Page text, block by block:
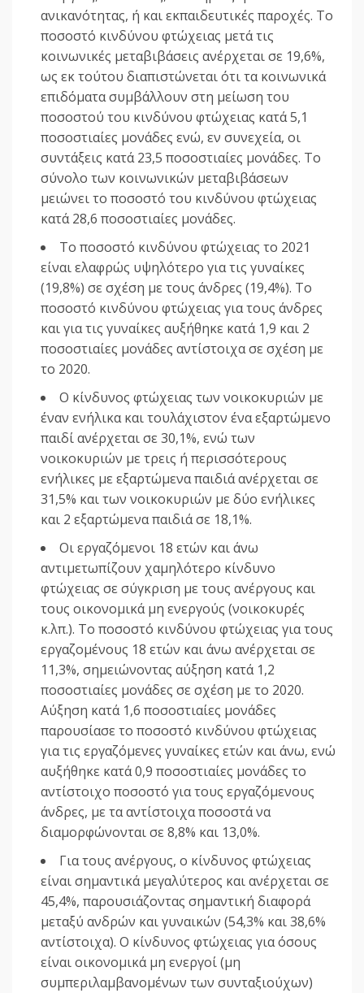
ανικανότητας, ή και εκπαιδευτικές παροχές. Το
ποσοστό κινδύνου φτώχειας μετά τις
κοινωνικές μεταβιβάσεις ανέρχεται σε 19,6%,
ως εκ τούτου διαπιστώνεται ότι τα κοινωνικά
επιδόματα συμβάλλουν στη μείωση του
ποσοστού του κινδύνου φτώχειας κατά 5,1
ποσοστιαίες μονάδες ενώ, εν συνεχεία, οι
συντάξεις κατά 23,5 ποσοστιαίες μονάδες. Το
σύνολο των κοινωνικών μεταβιβάσεων
μειώνει το ποσοστό του κινδύνου φτώχειας
κατά 28,6 ποσοστιαίες μονάδες.
Το ποσοστό κινδύνου φτώχειας το 2021
είναι ελαφρώς υψηλότερο για τις γυναίκες
(19,8%) σε σχέση με τους άνδρες (19,4%). Το
ποσοστό κινδύνου φτώχειας για τους άνδρες
και για τις γυναίκες αυξήθηκε κατά 1,9 και 2
ποσοστιαίες μονάδες αντίστοιχα σε σχέση με
το 2020.
Ο κίνδυνος φτώχειας των νοικοκυριών με
έναν ενήλικα και τουλάχιστον ένα εξαρτώμενο
παιδί ανέρχεται σε 30,1%, ενώ των
νοικοκυριών με τρεις ή περισσότερους
ενήλικες με εξαρτώμενα παιδιά ανέρχεται σε
31,5% και των νοικοκυριών με δύο ενήλικες
και 2 εξαρτώμενα παιδιά σε 18,1%.
Οι εργαζόμενοι 18 ετών και άνω
αντιμετωπίζουν χαμηλότερο κίνδυνο
φτώχειας σε σύγκριση με τους ανέργους και
τους οικονομικά μη ενεργούς (νοικοκυρές
κ.λπ.). Το ποσοστό κινδύνου φτώχειας για τους
εργαζομένους 18 ετών και άνω ανέρχεται σε
11,3%, σημειώνοντας αύξηση κατά 1,2
ποσοστιαίες μονάδες σε σχέση με το 2020.
Αύξηση κατά 1,6 ποσοστιαίες μονάδες
παρουσίασε το ποσοστό κινδύνου φτώχειας
για τις εργαζόμενες γυναίκες ετών και άνω, ενώ
αυξήθηκε κατά 0,9 ποσοστιαίες μονάδες το
αντίστοιχο ποσοστό για τους εργαζόμενους
άνδρες, με τα αντίστοιχα ποσοστά να
διαμορφώνονται σε 8,8% και 13,0%.
Για τους ανέργους, ο κίνδυνος φτώχειας
είναι σημαντικά μεγαλύτερος και ανέρχεται σε
45,4%, παρουσιάζοντας σημαντική διαφορά
μεταξύ ανδρών και γυναικών (54,3% και 38,6%
αντίστοιχα). Ο κίνδυνος φτώχειας για όσους
είναι οικονομικά μη ενεργοί (μη
συμπεριλαμβανομένων των συνταξιούχων)